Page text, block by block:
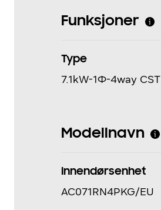
Funksjoner
Type
7.1kW-1Φ-4way CST
Modellnavn
Innendørsenhet
AC071RN4PKG/EU